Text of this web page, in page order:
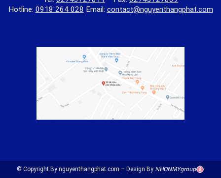
Hotline: 0918 264 028 Email: contact@nguyenthangphat.com
© Copyright By nguyenthangphat.com – Design By